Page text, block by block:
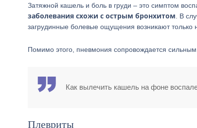
Затяжной кашель и боль в груди – это симптом
заболевания схожи с острым бронхитом . В
загрудинные болевые ощущения возникают только
Помимо этого, пневмония сопровождается сильным
Как вылечить кашель на фоне
Плевриты